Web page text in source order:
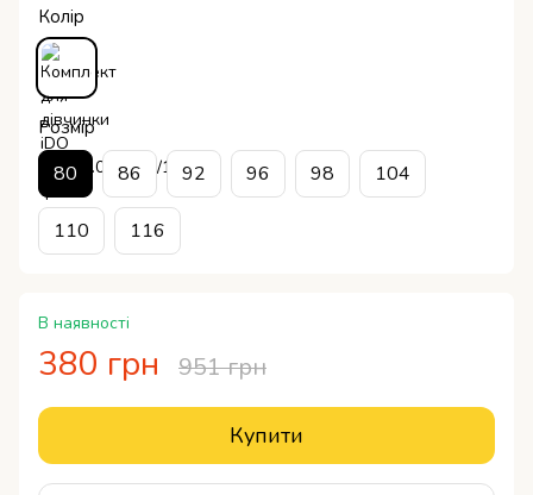
Колір
Розмір
80 86 92 96 98 104
110 116
В наявності
380 грн 951 грн
Купити